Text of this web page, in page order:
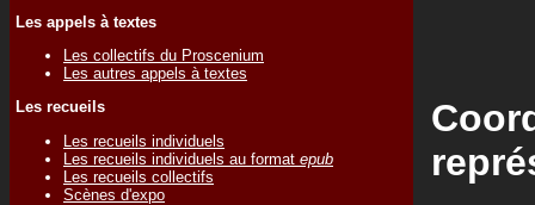
Les appels à textes
Les collectifs du Proscenium
Les autres appels à textes
Les recueils
Les recueils individuels
Les recueils individuels au format epub
Les recueils collectifs
Scènes d'expo